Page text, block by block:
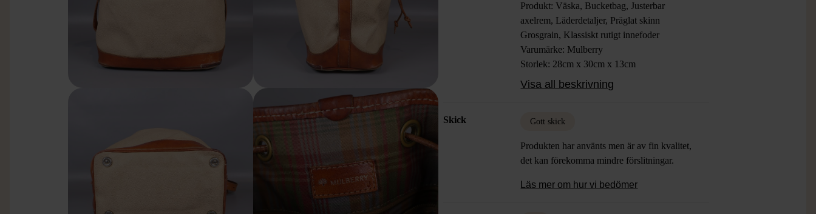
Produkt: Väska, Bucketbag, Justerbar
axelrem, Läderdetaljer, Präglat skinn
Grosgrain, Klassiskt rutigt innefoder
Varumärke: Mulberry
Storlek: 28cm x 30cm x 13cm
Färg: Vit
bruksslitage
Visa all beskrivning
Skick Gott skick
Produkten har använts men är av fin kvalitet,
det kan förekomma mindre förslitningar.
Läs mer om hur vi bedömer